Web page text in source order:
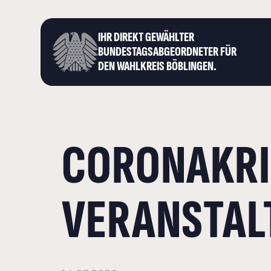
IHR DIREKT GEWÄHLTER
BUNDESTAGS­ABGEORDNETER FÜR
DEN WAHLKREIS BÖBLINGEN.